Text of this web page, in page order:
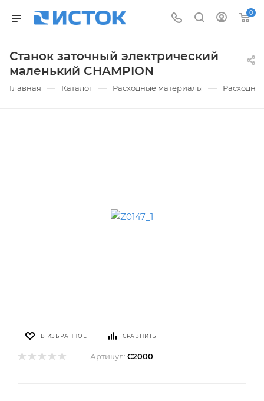
0
Станок заточный электрический
маленький CHAMPION
Главная — Каталог — Расходные материалы —
В ИЗБРАННОЕ СРАВНИТЬ
Артикул: C2000